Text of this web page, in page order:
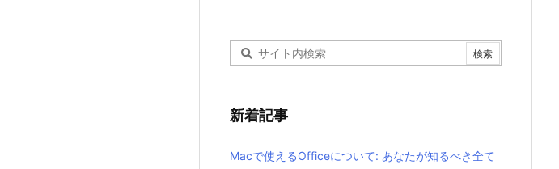
新着記事
Macで使えるOfficeについて: あなたが知るべき全て